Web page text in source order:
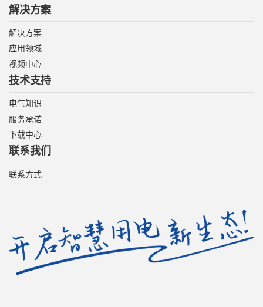
解决方案
解决方案
应用领域
视频中心
技术支持
电气知识
服务承诺
下载中心
联系我们
联系方式